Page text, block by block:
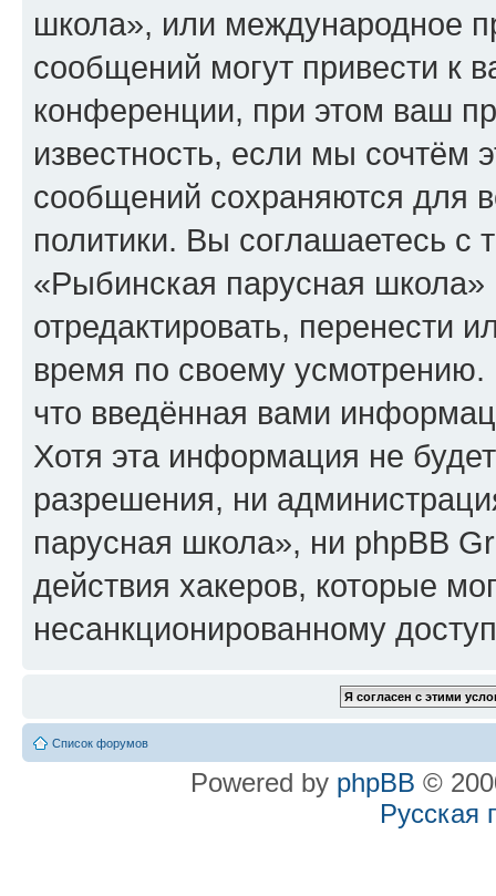
школа», или международное
сообщений могут привести к
конференции, при этом ваш
известность, если мы сочтём
сообщений сохраняются для
политики. Вы соглашаетесь
«Рыбинская парусная
отредактировать, перенести
время по своему усмотрению.
что введённая вами
Хотя эта информация не
разрешения, ни
парусная школа», ни phpBB
действия хакеров, которые
несанкционированному
Список форумов
Powered by phpBB ©
Русская